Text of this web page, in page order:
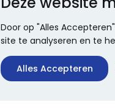
Door op "Alles
site te analyseren en te
Alles Accepteren